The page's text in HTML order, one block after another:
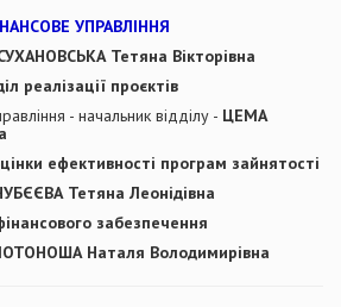
УПРАВЛІННЯ
Тетяна Вікторівна
реалізації проєктів
- начальник відділу - ЦЕМА
ефективності програм зайнятості
Тетяна Леонідівна
забезпечення
Наталя Володимирівна